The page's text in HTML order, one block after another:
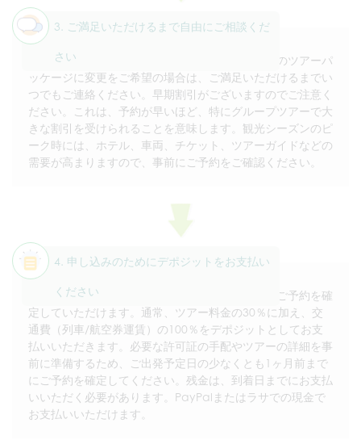
3. ご満足いただけるまで自由にご相談くだ
さい
最適な提案と見積もりを受け取られたら、ご提案のツアーパ
ッケージに変更をご希望の場合は、ご満足いただけるまでい
つでもご連絡ください。早期割引がございますのでご注意く
ださい。これは、予約が早いほど、特にグループツアーで大
きな割引を受けられることを意味します。観光シーズンのピ
ーク時には、ホテル、車両、チケット、ツアーガイドなどの
需要が高まりますので、事前にご予約をご確認ください。
4. 申し込みのためにデポジットをお支払い
ください
ご提案がご自身に適していると思われましたら、ご予約を確
定していただけます。通常、ツアー料金の30％に加え、交
通費（列車/航空券運賃）の100％をデポジットとしてお支
払いいただきます。必要な許可証の手配やツアーの詳細を事
前に準備するため、ご出発予定日の少なくとも1ヶ月前まで
にご予約を確定してください。残金は、到着日までにお支払
いいただく必要があります。PayPalまたはラサでの現金で
お支払いいただけます。